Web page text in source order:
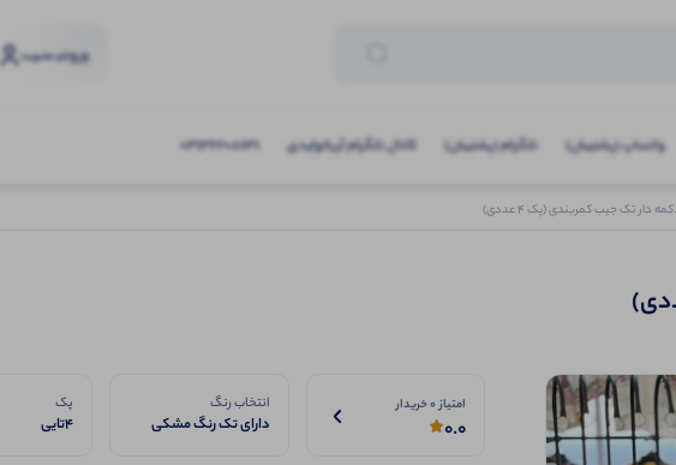
ورودو عضویت
واتساپ (پشتیبان) تلگرام (پشتیبان) کانال تلگرام آریاتولیدی 03132208631
دار تک جیب کمربندی (پک 4 عددی)
امتیاز 0 خریدار
0.0
انتخاب رنگ
دارای تک رنگ مشکی
پک
4تایی